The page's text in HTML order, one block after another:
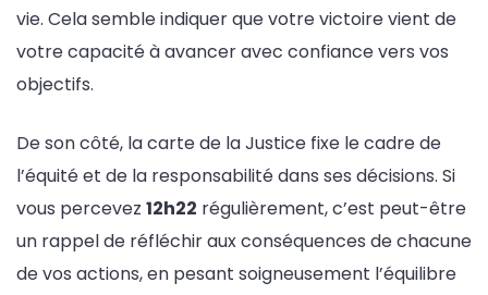
vie. Cela semble indiquer que votre victoire vient de
votre capacité à avancer avec confiance vers vos
objectifs.
De son côté, la carte de la Justice fixe le cadre de
l’équité et de la responsabilité dans ses décisions. Si
vous percevez 12h22 régulièrement, c’est peut-être
un rappel de réfléchir aux conséquences de chacune
de vos actions, en pesant soigneusement l’équilibre